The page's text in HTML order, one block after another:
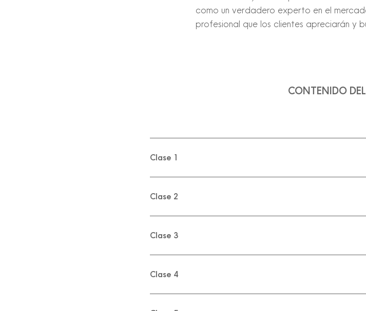
como un verdadero experto en el
profesional que los clientes apreciarán y
CONTENIDO
Clase 1
Clase 2
Clase 3
Clase 4